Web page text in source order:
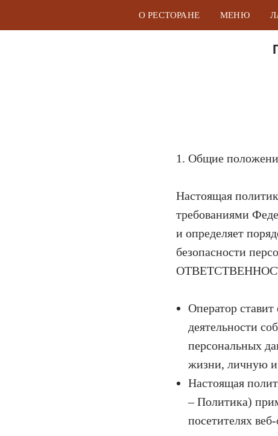
О РЕСТОРАНЕ МЕНЮ
1. Общие
Настоящая
требованиями
и определяет
безопасности
Оператор
деятельности
персональных
жизни, личную
Настоящая
– Политика)
посетителях